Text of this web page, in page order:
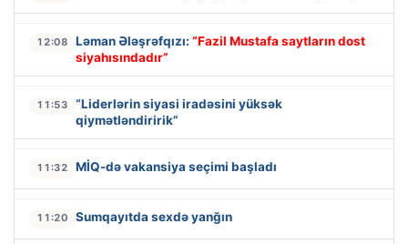
12:08 Ləman Ələşrəfqızı: “Fazil Mustafa saytların dost
siyahısındadır”
11:53
“Liderlərin siyasi iradəsini yüksək
qiymətləndiririk”
11:32 MİQ-də vakansiya seçimi başladı
11:20 Sumqayıtda sexdə yanğın